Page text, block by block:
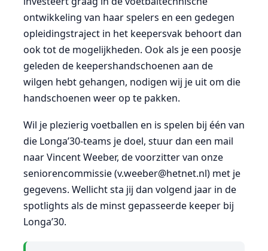
ontwikkeling van haar spelers en een gedegen
opleidingstraject in het keepersvak behoort dan
ook tot de mogelijkheden. Ook als je een poosje
geleden de keepershandschoenen aan de
wilgen hebt gehangen, nodigen wij je uit om die
handschoenen weer op te pakken.
Wil je plezierig voetballen en is spelen bij één van
die Longa’30-teams je doel, stuur dan een mail
naar Vincent Weeber, de voorzitter van onze
seniorencommissie (v.weeber@hetnet.nl) met je
gegevens. Wellicht sta jij dan volgend jaar in de
spotlights als de minst gepasseerde keeper bij
Longa’30.